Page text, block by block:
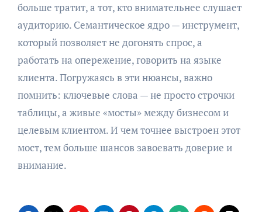
больше тратит, а тот, кто внимательнее слушает
аудиторию. Семантическое ядро — инструмент,
который позволяет не догонять спрос, а
работать на опережение, говорить на языке
клиента. Погружаясь в эти нюансы, важно
помнить: ключевые слова — не просто строчки
таблицы, а живые «мосты» между бизнесом и
целевым клиентом. И чем точнее выстроен этот
мост, тем больше шансов завоевать доверие и
внимание.